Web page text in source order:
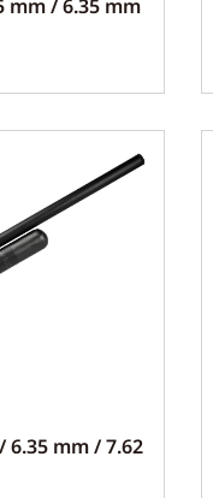
mm / 6.35 mm
6.35 mm / 7.62